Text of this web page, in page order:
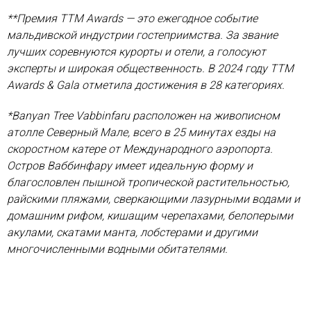
**Премия TTM Awards — это ежегодное событие
мальдивской индустрии гостеприимства. За звание
лучших соревнуются курорты и отели, а голосуют
эксперты и широкая общественность. В 2024 году TTM
Awards & Gala отметила достижения в 28 категориях.
*Banyan Tree Vabbinfaru расположен на живописном
атолле Северный Мале, всего в 25 минутах езды на
скоростном катере от Международного аэропорта.
Остров Ваббинфару имеет идеальную форму и
благословлен пышной тропической растительностью,
райскими пляжами, сверкающими лазурными водами и
домашним рифом, кишащим черепахами, белоперыми
акулами, скатами манта, лобстерами и другими
многочисленными водными обитателями.